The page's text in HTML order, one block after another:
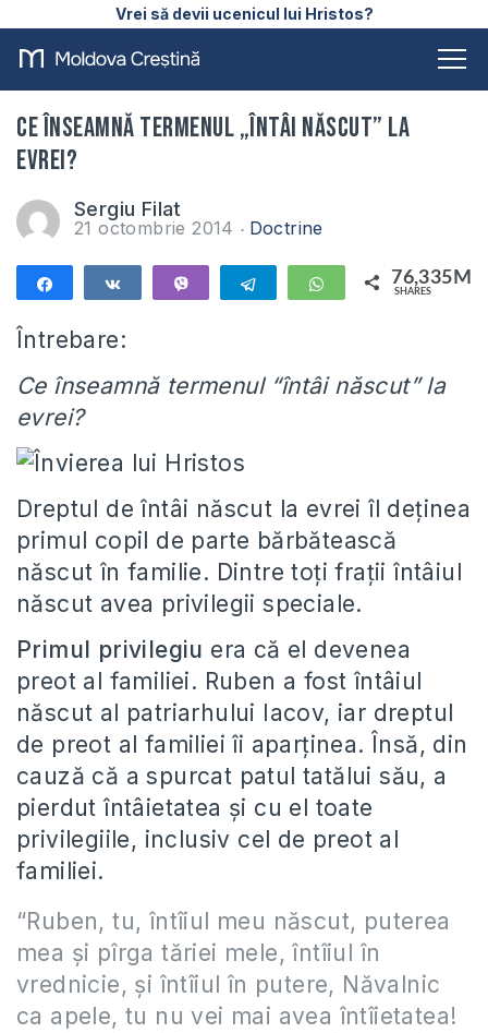
Vrei să devii ucenicul lui Hristos?
Ce înseamnă termenul „întâi născut” la
Evrei?
Sergiu Filat
21 octombrie 2014 Doctrine
Share Share Telegram WhatsApp76,335M
SHARES
Întrebare:
Ce înseamnă termenul “întâi născut” la
evrei?
Dreptul de întâi născut la evrei îl deținea
primul copil de parte bărbătească
născut în familie. Dintre toți frații întâiul
născut avea privilegii speciale.
Primul privilegiu era că el devenea
preot al familiei. Ruben a fost întâiul
născut al patriarhului Iacov, iar dreptul
de preot al familiei îi aparținea. Însă, din
cauză că a spurcat patul tatălui său, a
pierdut întâietatea și cu el toate
privilegiile, inclusiv cel de preot al
familiei.
“Ruben, tu, întîiul meu născut, puterea
mea şi pîrga tăriei mele, întîiul în
vrednicie, şi întîiul în putere, Năvalnic
ca apele, tu nu vei mai avea întîietatea!